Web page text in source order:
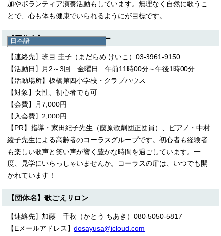
日本語
English
한국어
简体中文
繁體中文
加やボランティア演奏活動もしています。無理なく自然に歌うこ
とで、心も体も健康でいられるようにが目標です。
【団体名】コール・ハーモニー
【連絡先】班目 圭子（まだらめ けいこ）03-3961-9150
【活動日】月2～3回 金曜日 午前11時00分～午後1時00分
【活動場所】板橋第四小学校・クラブハウス
【対象】女性、初心者でも可
【会費】月7,000円
【入会費】2,000円
【PR】指導・家田紀子先生（藤原歌劇団正団員）、ピアノ・中村
綾子先生による高齢者のコーラスグループです。初心者も経験者
も楽しい歌声と笑い声が響く豊かな時間を過ごしています。一
度、見学にいらっしゃいませんか。コーラスの扉は、いつでも開
かれています！
【団体名】歌ごえサロン
【連絡先】加藤 千秋（かとう ちあき）080-5050-5817
【Eメールアドレス】 dosayusa@icloud.com